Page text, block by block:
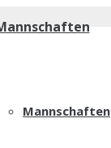
Mannschaften